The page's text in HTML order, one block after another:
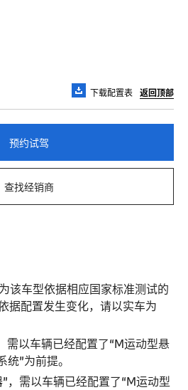
下载配置表 返回顶部
预约试驾
查找经销商
该车型依据相应国家标准测试的
据配置发生变化，请以实车为
需以车辆已经配置了“M运动型悬
”为前提。
，需以车辆已经配置了“M运动型